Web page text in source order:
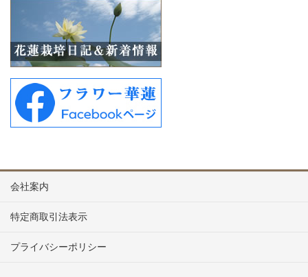
会社案内
特定商取引法表示
プライバシーポリシー